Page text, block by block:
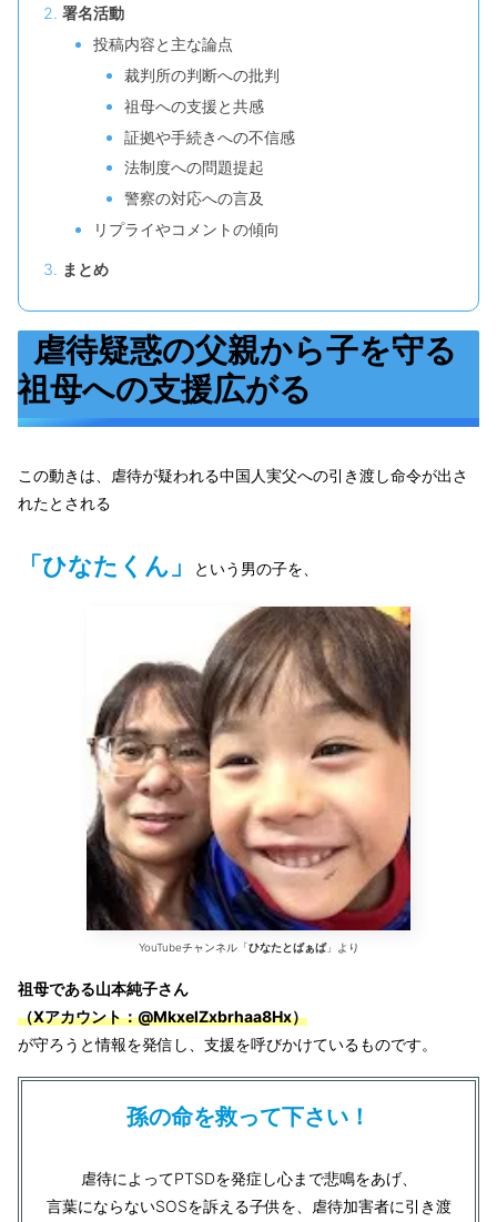
署名活動
投稿内容と主な論点
裁判所の判断への批判
祖母への支援と共感
証拠や手続きへの不信感
法制度への問題提起
警察の対応への言及
リプライやコメントの傾向
まとめ
虐待疑惑の父親から子を守る
祖母への支援広がる
この動きは、虐待が疑われる中国人実父への引き渡し命令が出さ
れたとされる
「ひなたくん」 という男の子を、
YouTubeチャンネル「ひなたとばぁば」より
祖母である山本純子さん
（Xアカウント：@MkxelZxbrhaa8Hx）
が守ろうと情報を発信し、支援を呼びかけているものです。
孫の命を救って下さい！
虐待によってPTSDを発症し心まで悲鳴をあげ、
言葉にならないSOSを訴える子供を、虐待加害者に引き渡